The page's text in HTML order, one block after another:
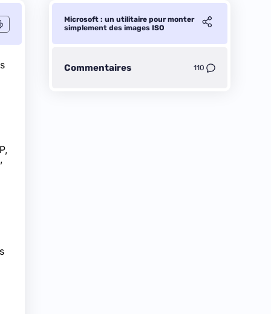
Microsoft : un utilitaire pour monter
simplement des images ISO
Commentaires 110